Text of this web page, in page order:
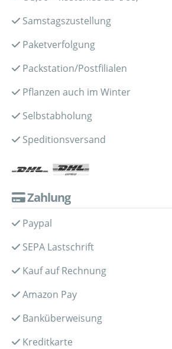
Samstagszustellung
Paketverfolgung
Packstation/Postfilialen
Pflanzen auch im Winter
Selbstabholung
Speditionsversand
Zahlung
Paypal
SEPA Lastschrift
Kauf auf Rechnung
Amazon Pay
Banküberweisung
Kreditkarte